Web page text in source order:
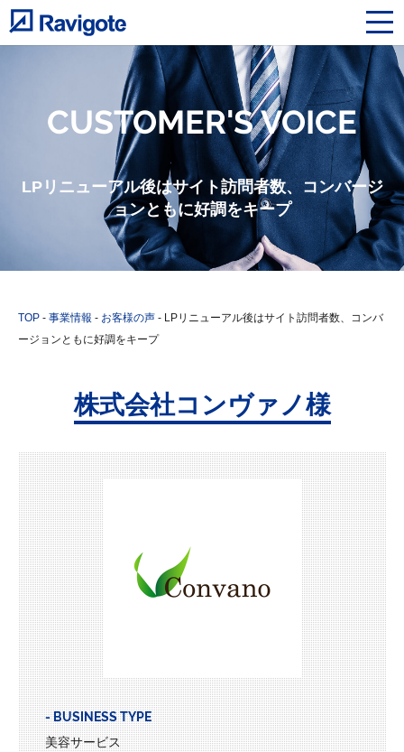
CUSTOMER'S VOICE
LPリニューアル後はサイト訪問者数、コンバージ
ョンともに好調をキープ
TOP - 事業情報 - お客様の声 - LPリニューアル後はサイト訪問者数、コンバ
ージョンともに好調をキープ
株式会社コンヴァノ様
- BUSINESS TYPE
美容サービス